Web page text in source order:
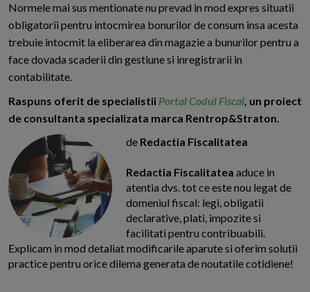
Normele mai sus mentionate nu prevad in mod expres situatii
obligatorii pentru intocmirea bonurilor de consum insa acesta
trebuie intocmit la eliberarea din magazie a bunurilor pentru a
face dovada scaderii din gestiune si inregistrarii in
contabilitate.
Raspuns oferit de specialistii Portal Codul Fiscal, un proiect
de consultanta specializata marca Rentrop&Straton.
de Redactia Fiscalitatea
Redactia Fiscalitatea aduce in
atentia dvs. tot ce este nou legat de
domeniul fiscal: legi, obligatii
declarative, plati, impozite si
facilitati pentru contribuabili.
Explicam in mod detaliat modificarile aparute si oferim solutii
practice pentru orice dilema generata de noutatile cotidiene!